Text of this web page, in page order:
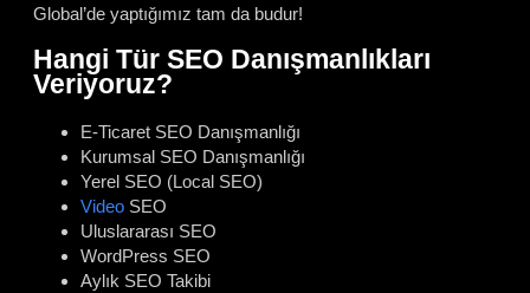
Global’de yaptığımız tam da budur!
Hangi Tür SEO Danışmanlıkları
Veriyoruz?
E-Ticaret SEO Danışmanlığı
Kurumsal SEO Danışmanlığı
Yerel SEO (Local SEO)
Video SEO
Uluslararası SEO
WordPress SEO
Aylık SEO Takibi